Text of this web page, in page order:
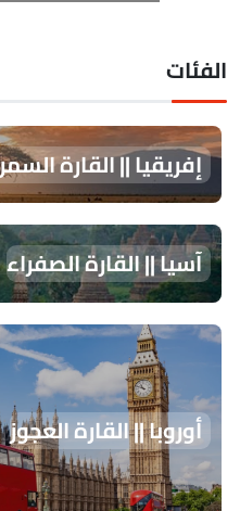
إفريقيا || القارة السمراء
آسيا || القارة الصفراء
أوروبا || القارة العجوز